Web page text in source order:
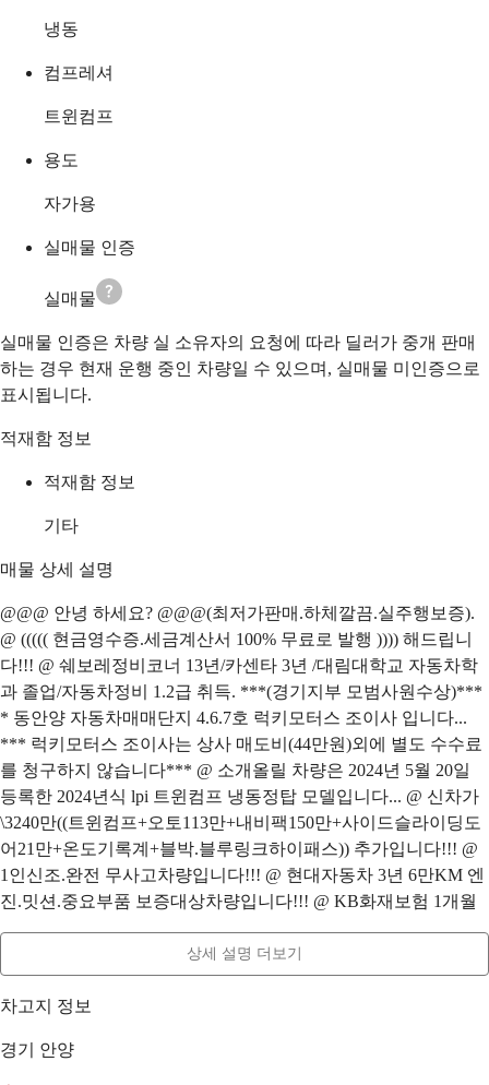
냉동
컴프레셔
트윈컴프
용도
자가용
실매물 인증
실매물
실매물 인증은 차량 실 소유자의 요청에 따라 딜러가 중개 판매
하는 경우 현재 운행 중인 차량일 수 있으며, 실매물 미인증으로
표시됩니다.
적재함 정보
적재함 정보
기타
매물 상세 설명
@@@ 안녕 하세요? @@@(최저가판매.하체깔끔.실주행보증).
@ ((((( 현금영수증.세금계산서 100% 무료로 발행 )))) 해드립니
다!!! @ 쉐보레정비코너 13년/카센타 3년 /대림대학교 자동차학
과 졸업/자동차정비 1.2급 취득. ***(경기지부 모범사원수상)***
* 동안양 자동차매매단지 4.6.7호 럭키모터스 조이사 입니다...
*** 럭키모터스 조이사는 상사 매도비(44만원)외에 별도 수수료
를 청구하지 않습니다*** @ 소개올릴 차량은 2024년 5월 20일
등록한 2024년식 lpi 트윈컴프 냉동정탑 모델입니다... @ 신차가
\3240만((트윈컴프+오토113만+내비팩150만+사이드슬라이딩도
어21만+온도기록계+블박.블루링크하이패스)) 추가입니다!!! @
1인신조.완전 무사고차량입니다!!! @ 현대자동차 3년 6만KM 엔
진.밋션.중요부품 보증대상차량입니다!!! @ KB화재보험 1개월
상세 설명 더보기
차고지 정보
경기 안양